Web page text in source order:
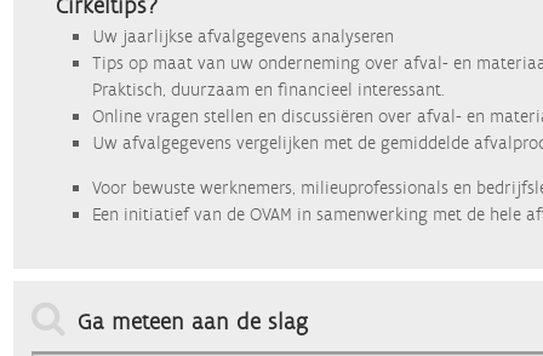
Uw jaarlijkse afvalgegevens analyseren
Tips op maat van uw onderneming over afval- en
Praktisch, duurzaam en financieel interessant.
Online vragen stellen en discussiëren over afval- en
Uw afvalgegevens vergelijken met de gemiddelde
Voor bewuste werknemers, milieuprofessionals en
Een initiatief van de OVAM in samenwerking met de hele
Ga meteen aan de slag